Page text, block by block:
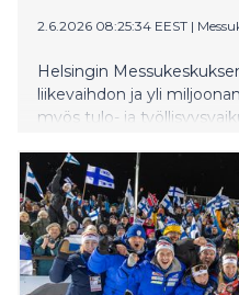
2.6.2026 08:25:34 EEST |
Helsingin
liikevaihdon ja yli
myös tulo- ja
Messukeskuksen
nousi 304 miljoonaan
henkilötyövuoteen.